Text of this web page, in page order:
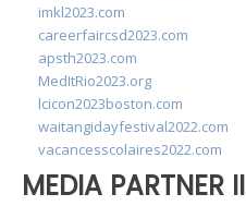
imkl2023.com
careerfaircsd2023.com
apsth2023.com
MedItRio2023.org
lcicon2023boston.com
waitangidayfestival2022.com
vacancesscolaires2022.com
MEDIA PARTNER II